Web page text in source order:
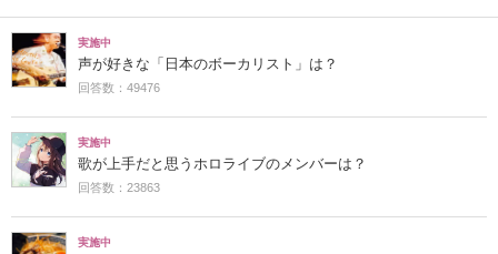
実施中
声が好きな「日本のボーカリスト」は？
回答数：49476
実施中
歌が上手だと思うホロライブのメンバーは？
回答数：23863
実施中